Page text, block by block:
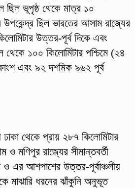
ছিল ভূপৃষ্ঠ থেকে মাত্র ১০
ছিল ভারতের আসাম রাজ্যের
উত্তর-পূর্ব দিকে এবং
থেকে ১০০ কিলোমিটার পশ্চিমে (২৪
এবং ৯২ দশমিক ৯৬২ পূর্ব
থেকে প্রায় ২৮৭ কিলোমিটার
মণিপুর রাজ্যের সীমান্তবর্তী
ও এর আশপাশের উত্তর-পূর্বাঞ্চলীয়
মাঝারি ধরনের ঝাঁকুনি অনুভূত